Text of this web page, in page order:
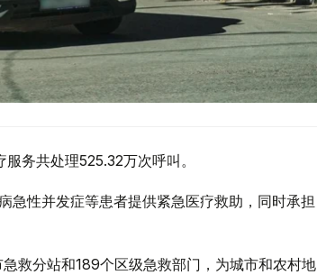
务共处理525.32万次呼叫。
急性并发症等患者提供紧急医疗救助，同时承担
救分站和189个区级急救部门，为城市和农村地